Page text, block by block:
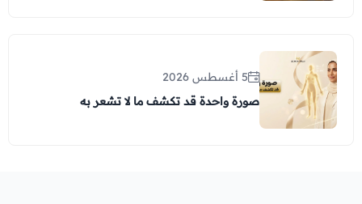
5 أغسطس 2026
صورة واحدة قد تكشف ما لا تشعر به